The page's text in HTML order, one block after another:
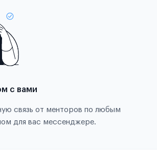
с вами
связь от менторов по любым
для вас мессенджере.